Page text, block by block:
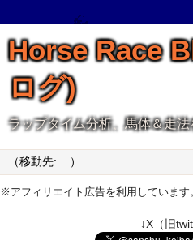
Horse Race
ログ)
ラップタイム分析、馬体＆走
※アフィリエイト広告を利用しています
↓X（旧